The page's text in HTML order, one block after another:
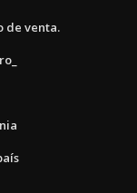
de venta.